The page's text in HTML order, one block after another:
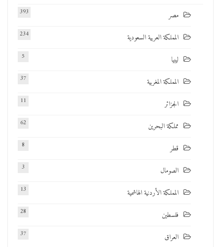
مصر 393
المملكة العربية السعودية 234
ليبيا 5
المملكة المغربية 37
الجزائر 11
مملكة البحرين 62
قطر 8
الصومال 3
المملكة الأردنية الهاشمية 13
فلسطين 28
العراق 37